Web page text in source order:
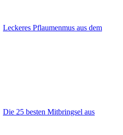
Leckeres Pflaumenmus aus dem
Die 25 besten Mitbringsel aus